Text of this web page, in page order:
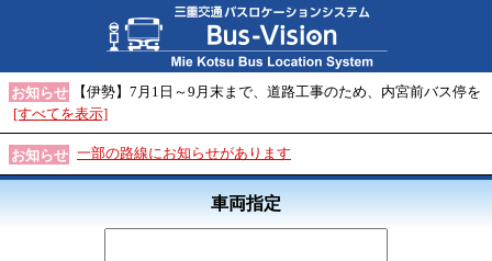
お知らせ
【伊勢】7月1日～9月末まで、道路工事のため、内宮前バス停を
[すべてを表示]
お知らせ 一部の路線にお知らせがあります
車両指定